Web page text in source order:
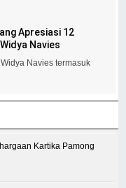
Apresiasi 12
Navies
Navies termasuk
Kartika Pamong